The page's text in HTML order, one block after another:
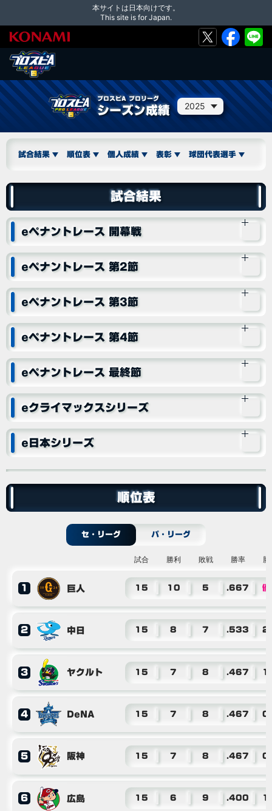
本サイトは日本向けです。
This site is for Japan.
プロスピA プロリーグ
シーズン成績 2025
試合結果 順位表 個人成績 表彰 球団代表選手
試合結果
eペナントレース 開幕戦
eペナントレース 第2節
eペナントレース 第3節
eペナントレース 第4節
eペナントレース 最終節
eクライマックスシリーズ
e日本シリーズ
順位表
セ・リーグ パ・リーグ
試合 勝利 敗戦 勝率 勝
1 巨人 15 10 5 .667 優
2 中日 15 8 7 .533
3 ヤクルト 15 7 8 .467
4 DeNA 15 7 8 .467
5 阪神 15 7 8 .467
6 広島 15 6 9 .400